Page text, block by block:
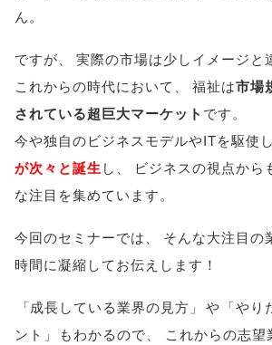
ん。
ですが、 実際の市場は少しイメージと
これからの時代において 、 福祉は市場
されている超巨大マーケット です。
今や独自のビジネスモデルやITを駆使
が次々と誕生し 、
ビジネスの視点から
な注目を集めています。
今回のセミナーでは、
そんな大注目の
時間に凝縮してお伝えします！
「成長している業界の見方 」 や 「やり
ント 」 もわかるので、
これからの志